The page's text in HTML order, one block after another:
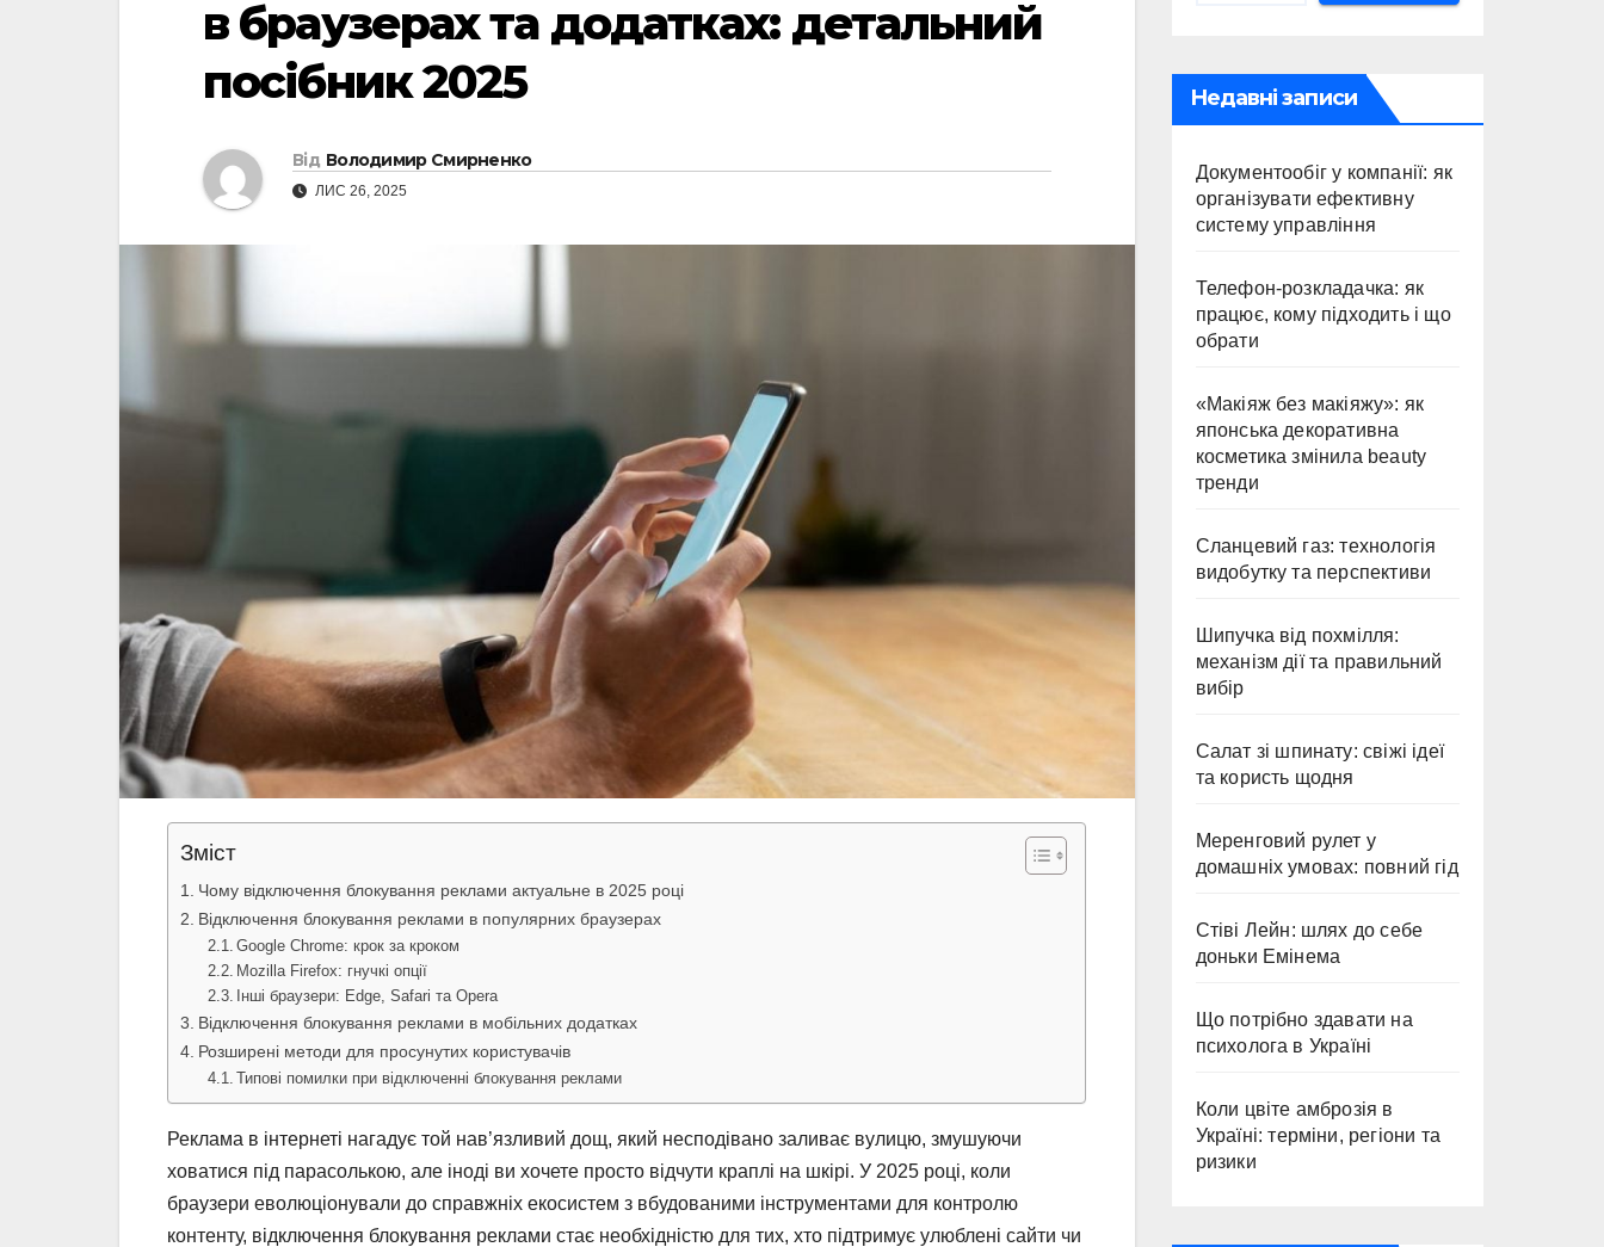
в браузерах та додатках: детальний
посібник 2025
Від Володимир Смирненко
ЛИС 26, 2025
Зміст
Чому відключення блокування реклами актуальне в 2025 році
Відключення блокування реклами в популярних браузерах
Google Chrome: крок за кроком
Mozilla Firefox: гнучкі опції
Інші браузери: Edge, Safari та Opera
Відключення блокування реклами в мобільних додатках
Розширені методи для просунутих користувачів
Типові помилки при відключенні блокування реклами
Реклама в інтернеті нагадує той нав’язливий дощ, який несподівано заливає вулицю, змушуючи
ховатися під парасолькою, але іноді ви хочете просто відчути краплі на шкірі. У 2025 році, коли
браузери еволюціонували до справжніх екосистем з вбудованими інструментами для контролю
контенту, відключення блокування реклами стає необхідністю для тих, хто підтримує улюблені сайти чи
Недавні записи
Документообіг у компанії: як
організувати ефективну
систему управління
Телефон-розкладачка: як
працює, кому підходить і що
обрати
«Макіяж без макіяжу»: як
японська декоративна
косметика змінила beauty
тренди
Сланцевий газ: технологія
видобутку та перспективи
Шипучка від похмілля:
механізм дії та правильний
вибір
Салат зі шпинату: свіжі ідеї
та користь щодня
Меренговий рулет у
домашніх умовах: повний гід
Стіві Лейн: шлях до себе
доньки Емінема
Що потрібно здавати на
психолога в Україні
Коли цвіте амброзія в
Україні: терміни, регіони та
ризики